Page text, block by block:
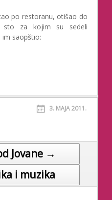
po restoranu, otišao do
sto za kojim su sedeli
im saopštio:
3. МАЈА 2011.
Jovane →
i muzika